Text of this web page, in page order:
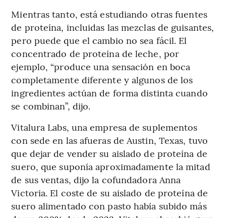
Mientras tanto, está estudiando otras fuentes
de proteína, incluidas las mezclas de guisantes,
pero puede que el cambio no sea fácil. El
concentrado de proteína de leche, por
ejemplo, “produce una sensación en boca
completamente diferente y algunos de los
ingredientes actúan de forma distinta cuando
se combinan”, dijo.
Vitalura Labs, una empresa de suplementos
con sede en las afueras de Austin, Texas, tuvo
que dejar de vender su aislado de proteína de
suero, que suponía aproximadamente la mitad
de sus ventas, dijo la cofundadora Anna
Victoria. El coste de su aislado de proteína de
suero alimentado con pasto había subido más